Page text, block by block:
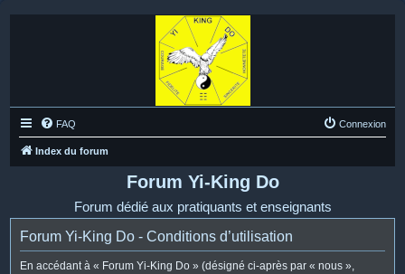
FAQ Connexion
Index du forum
Forum Yi-King Do
Forum dédié aux pratiquants et enseignants
Forum Yi-King Do - Conditions d’utilisation
En accédant à « Forum Yi-King Do » (désigné ci-après par « nous »,